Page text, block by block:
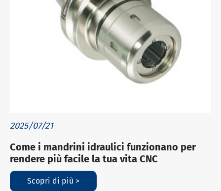
2025/07/21
Come i mandrini idraulici funzionano per
rendere più facile la tua vita CNC
Scopri di più >